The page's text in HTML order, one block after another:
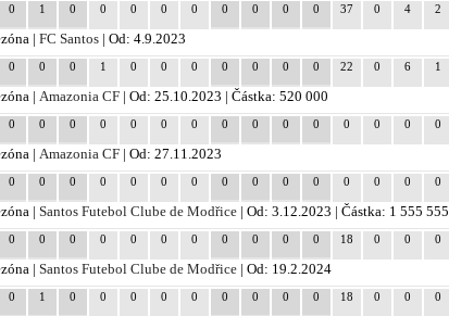
0 1 0 0 0 0 0 0 0 0 0 37 0 4 2
|FC Santos | Od: 4.9.2023
0 0 0 1 0 0 0 0 0 0 0 22 0 6 1
| Amazonia CF | Od: 25.10.2023 | Částka: 520 000
0 0 0 0 0 0 0 0 0 0 0 0 0 0 0
| Amazonia CF | Od: 27.11.2023
0 0 0 0 0 0 0 0 0 0 0 0 0 0 0
|Santos Futebol Clube de Modřice | Od: 3.12.2023 | Částka: 1 555 555
0 0 0 0 0 0 0 0 0 0 0 18 0 0 0
|Santos Futebol Clube de Modřice | Od: 19.2.2024
0 1 0 0 0 0 0 0 0 0 0 18 0 0 0